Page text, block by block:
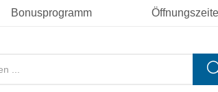
Bonusprogramm